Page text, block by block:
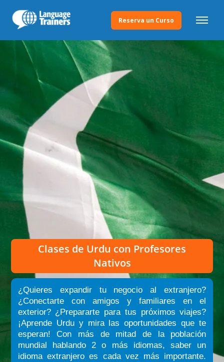
Reserva un Curso
Clases de Urdu con Profesores
Nativos
¿Quieres expandir tu negocio al extranjero?
¿Conectarte con amigos y familiares en el
exterior? ¿Prepararte para tus próximos viajes?
¡Aprende Urdu y mira las oportunidades que te
esperan! Con más de mitad de la población
mundial hablando 2 o más idiomas, saber un
idioma extranjero es cada vez más importante.